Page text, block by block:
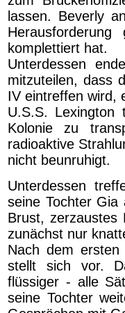
lassen. Beverly
komplettiert hat.
Unterdessen
mitzuteilen, dass
IV eintreffen wird,
U.S.S. Lexington
Kolonie zu
radioaktive
nicht beunruhigt.
Unterdessen
seine Tochter
Brust, zerzaustes
zunächst nur
Nach dem
stellt sich vor.
flüssiger - alle
seine Tochter